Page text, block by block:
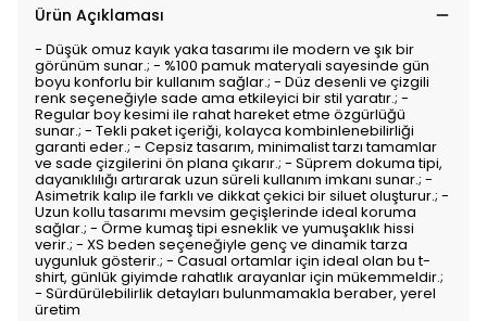
Ürün Açıklaması
- Düşük omuz kayık yaka tasarımı ile modern ve şık bir
görünüm sunar.; - %100 pamuk materyali sayesinde gün
boyu konforlu bir kullanım sağlar.; - Düz desenli ve çizgili
renk seçeneğiyle sade ama etkileyici bir stil yaratır.; -
Regular boy kesimi ile rahat hareket etme özgürlüğü
sunar.; - Tekli paket içeriği, kolayca kombinlenebilirliği
garanti eder.; - Cepsiz tasarım, minimalist tarzı tamamlar
ve sade çizgilerini ön plana çıkarır.; - Süprem dokuma tipi,
dayanıklılığı artırarak uzun süreli kullanım imkanı sunar.; -
Asimetrik kalıp ile farklı ve dikkat çekici bir siluet oluşturur.; -
Uzun kollu tasarımı mevsim geçişlerinde ideal koruma
sağlar.; - Örme kumaş tipi esneklik ve yumuşaklık hissi
verir.; - XS beden seçeneğiyle genç ve dinamik tarza
uygunluk gösterir.; - Casual ortamlar için ideal olan bu t-
shirt, günlük giyimde rahatlık arayanlar için mükemmeldir.;
- Sürdürülebilirlik detayları bulunmamakla beraber, yerel
üretim